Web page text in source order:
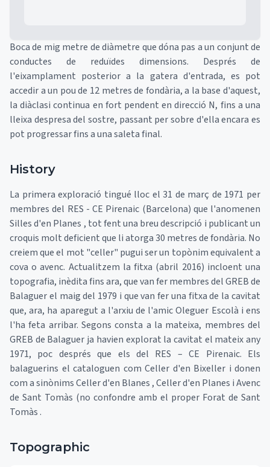
Boca de mig metre de diàmetre que dóna pas a un conjunt de
conductes de reduïdes dimensions. Després de
l'eixamplament posterior a la gatera d'entrada, es pot
accedir a un pou de 12 metres de fondària, a la base d'aquest,
la diàclasi continua en fort pendent en direcció N, fins a una
lleixa despresa del sostre, passant per sobre d'ella encara es
pot progressar fins a una saleta final.
History
La primera exploració tingué lloc el 31 de març de 1971 per
membres del RES - CE Pirenaic (Barcelona) que l'anomenen
Silles d'en Planes , tot fent una breu descripció i publicant un
croquis molt deficient que li atorga 30 metres de fondària. No
creiem que el mot "celler" pugui ser un topònim equivalent a
cova o avenc. Actualitzem la fitxa (abril 2016) incloent una
topografia, inèdita fins ara, que van fer membres del GREB de
Balaguer el maig del 1979 i que van fer una fitxa de la cavitat
que, ara, ha aparegut a l'arxiu de l'amic Oleguer Escolà i ens
l'ha feta arribar. Segons consta a la mateixa, membres del
GREB de Balaguer ja havien explorat la cavitat el mateix any
1971, poc després que els del RES – CE Pirenaic. Els
balaguerins el cataloguen com Celler d'en Bixeller i donen
com a sinònims Celler d'en Blanes , Celler d'en Planes i Avenc
de Sant Tomàs (no confondre amb el proper Forat de Sant
Tomàs .
Topographic